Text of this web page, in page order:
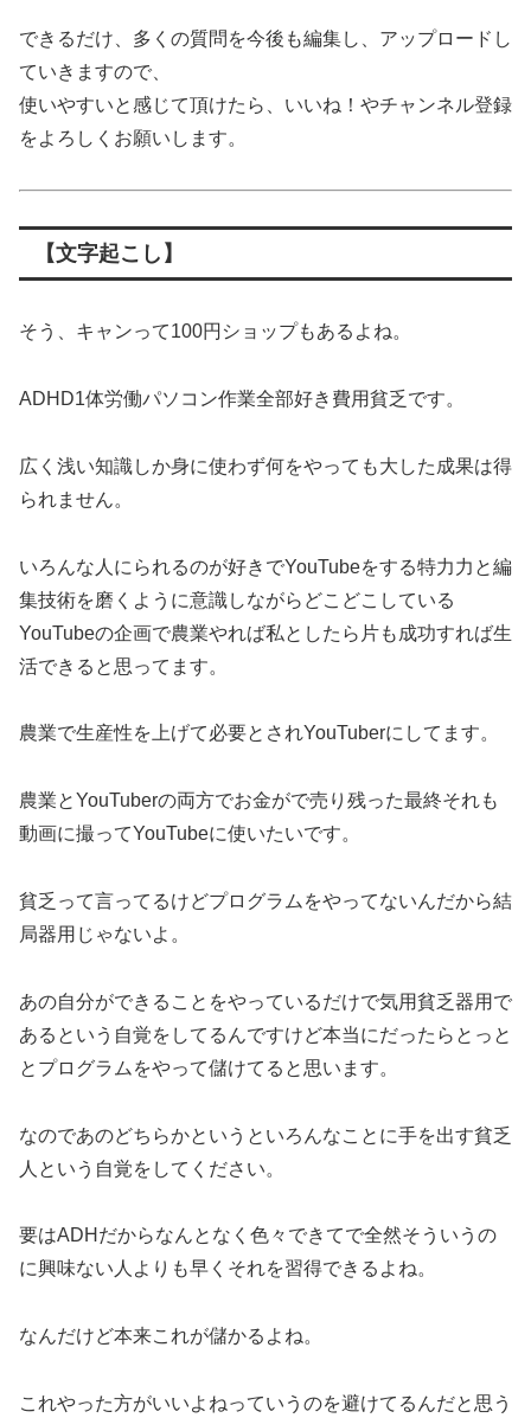
できるだけ、多くの質問を今後も編集し、アップロードし
ていきますので、
使いやすいと感じて頂けたら、いいね！やチャンネル登録
をよろしくお願いします。
【文字起こし】
そう、キャンって100円ショップもあるよね。
ADHD1体労働パソコン作業全部好き費用貧乏です。
広く浅い知識しか身に使わず何をやっても大した成果は得
られません。
いろんな人にられるのが好きでYouTubeをする特力力と編
集技術を磨くように意識しながらどこどこしている
YouTubeの企画で農業やれば私としたら片も成功すれば生
活できると思ってます。
農業で生産性を上げて必要とされYouTuberにしてます。
農業とYouTuberの両方でお金がで売り残った最終それも
動画に撮ってYouTubeに使いたいです。
貧乏って言ってるけどプログラムをやってないんだから結
局器用じゃないよ。
あの自分ができることをやっているだけで気用貧乏器用で
あるという自覚をしてるんですけど本当にだったらとっと
とプログラムをやって儲けてると思います。
なのであのどちらかというといろんなことに手を出す貧乏
人という自覚をしてください。
要はADHだからなんとなく色々できてで全然そういうの
に興味ない人よりも早くそれを習得できるよね。
なんだけど本来これが儲かるよね。
これやった方がいいよねっていうのを避けてるんだと思う